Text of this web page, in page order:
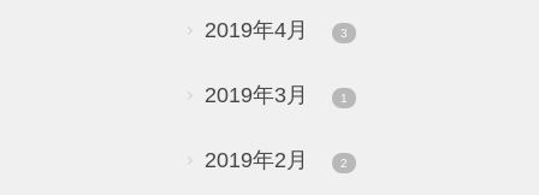
2019年4月 3
2019年3月 1
2019年2月 2